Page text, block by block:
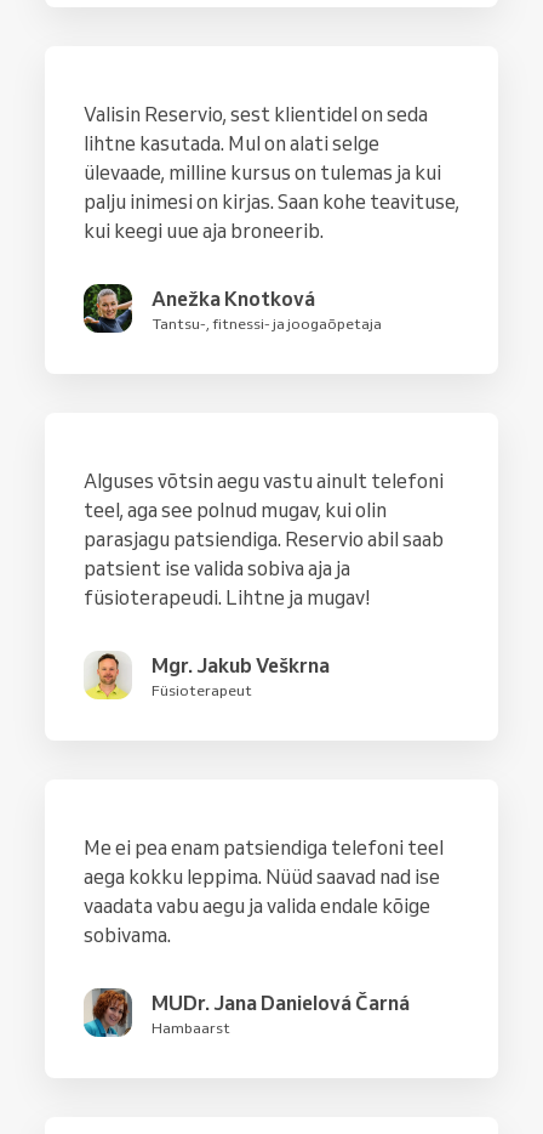
Valisin Reservio, sest klientidel on seda
lihtne kasutada. Mul on alati selge
ülevaade, milline kursus on tulemas ja kui
palju inimesi on kirjas. Saan kohe teavituse,
kui keegi uue aja broneerib.
Anežka Knotková
Tantsu-, fitnessi- ja joogaõpetaja
Alguses võtsin aegu vastu ainult telefoni
teel, aga see polnud mugav, kui olin
parasjagu patsiendiga. Reservio abil saab
patsient ise valida sobiva aja ja
füsioterapeudi. Lihtne ja mugav!
Mgr. Jakub Veškrna
Füsioterapeut
Me ei pea enam patsiendiga telefoni teel
aega kokku leppima. Nüüd saavad nad ise
vaadata vabu aegu ja valida endale kõige
sobivama.
MUDr. Jana Danielová Čarná
Hambaarst